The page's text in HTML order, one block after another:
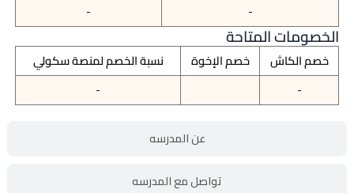
عن المدرسه
تواصل مع المدرسه
-
-
الخصومات المتاحة
خصم الكاش خصم الإخوة
نسبة الخصم لمنصة سكولي
-
-